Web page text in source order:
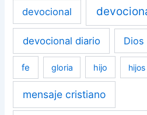
devocional
devocional diario Dios
fe gloria hijo hijos
mensaje cristiano